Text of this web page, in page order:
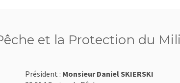
et la Protection du
Président : Monsieur Daniel SKIERSKI